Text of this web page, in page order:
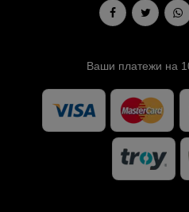
Ваши платежи на